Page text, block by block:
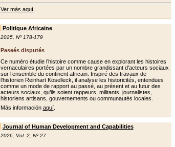
Ver más aquí.
Politique Africaine
2025, Nº 178-179
Paseés disputés
Ce numéro étudie l’histoire comme cause en explorant les histoires
vernaculaires portées par un nombre grandissant d’acteurs sociaux
sur l’ensemble du continent africain. Inspiré des travaux de
l’historien Reinhart Koselleck, il analyse les historicités, entendues
comme un mode de rapport au passé, au présent et au futur des
acteurs sociaux, qu’ils soient rappeurs, militants, journalistes,
historiens artisans, gouvernements ou communautés locales.
Más información aquí.
Journal of Human Development and Capabilities
2026, Vol. 2, Nº 27